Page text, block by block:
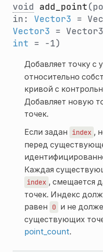
void add_point
in: Vector3 =
Vector3 =
int = -1)
Добавляет точку с
относительно
кривой с
Добавляет новую
точек.
Если задан
index ,
перед
Каждая
index , смещается
точек. Индекс
равен
0 и не
существующих
point_count.